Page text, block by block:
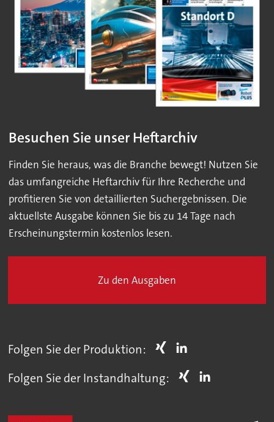
Besuchen Sie unser Heftarchiv
Finden Sie heraus, was die Branche bewegt! Nutzen Sie
das umfangreiche Heftarchiv für Ihre Recherche und
profitieren Sie von detaillierten Suchergebnissen. Die
aktuellste Ausgabe können Sie bis zu 14 Tage nach
Erscheinungstermin kostenlos lesen.
Zu den Ausgaben
Folgen Sie der Produktion:
Folgen Sie der Instandhaltung: